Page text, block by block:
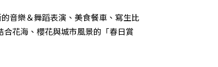
音樂＆舞蹈表演、美食餐車、寫生比
花海、櫻花與城市風景的「春日賞